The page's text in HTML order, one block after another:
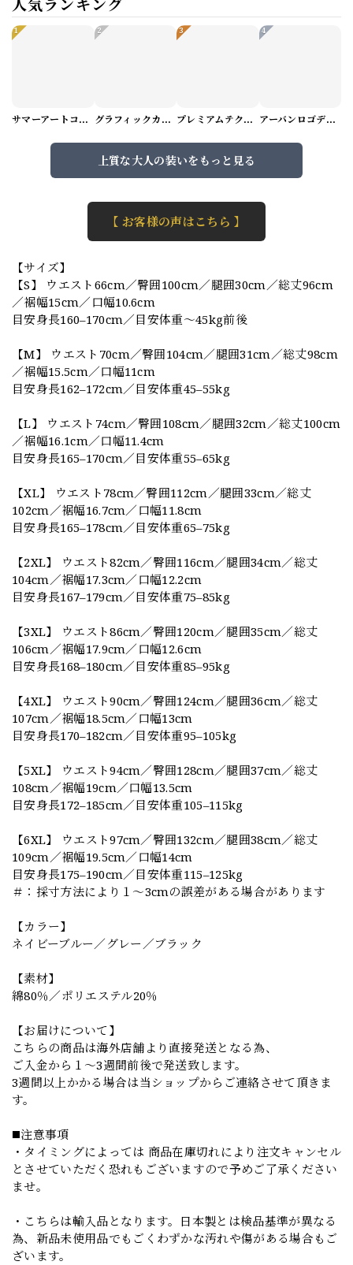
人気ランキング
1
サマーアートコーデセット（5パターン） M1048
2
グラフィックカーゴショートパンツ M1029
3
プレミアムテクスチャーニット（4color） M0971
4
アーバンロゴデザインTシャツ（3color） M0984
上質な大人の装いをもっと見る
【 お客様の声はこちら 】
【サイズ】
【S】 ウエスト66cm／臀囲100cm／腿囲30cm／総丈96cm
／裾幅15cm／口幅10.6cm
目安身長160–170cm／目安体重〜45kg前後
【M】 ウエスト70cm／臀囲104cm／腿囲31cm／総丈98cm
／裾幅15.5cm／口幅11cm
目安身長162–172cm／目安体重45–55kg
【L】 ウエスト74cm／臀囲108cm／腿囲32cm／総丈100cm
／裾幅16.1cm／口幅11.4cm
目安身長165–170cm／目安体重55–65kg
【XL】 ウエスト78cm／臀囲112cm／腿囲33cm／総丈
102cm／裾幅16.7cm／口幅11.8cm
目安身長165–178cm／目安体重65–75kg
【2XL】 ウエスト82cm／臀囲116cm／腿囲34cm／総丈
104cm／裾幅17.3cm／口幅12.2cm
目安身長167–179cm／目安体重75–85kg
【3XL】 ウエスト86cm／臀囲120cm／腿囲35cm／総丈
106cm／裾幅17.9cm／口幅12.6cm
目安身長168–180cm／目安体重85–95kg
【4XL】 ウエスト90cm／臀囲124cm／腿囲36cm／総丈
107cm／裾幅18.5cm／口幅13cm
目安身長170–182cm／目安体重95–105kg
【5XL】 ウエスト94cm／臀囲128cm／腿囲37cm／総丈
108cm／裾幅19cm／口幅13.5cm
目安身長172–185cm／目安体重105–115kg
【6XL】 ウエスト97cm／臀囲132cm／腿囲38cm／総丈
109cm／裾幅19.5cm／口幅14cm
目安身長175–190cm／目安体重115–125kg
＃：採寸方法により１～3cmの誤差がある場合があります
【カラー】
ネイビーブルー／グレー／ブラック
【素材】
綿80％／ポリエステル20％
【お届けについて】
こちらの商品は海外店舗より直接発送となる為、
ご入金から１～3週間前後で発送致します。
3週間以上かかる場合は当ショップからご連絡させて頂きま
す。
◼️注意事項
・タイミングによっては 商品在庫切れにより注文キャンセル
とさせていただく恐れもございますので予めご了承ください
ませ。
・こちらは輸入品となります。日本製とは検品基準が異なる
為、新品未使用品でもごくわずかな汚れや傷がある場合もご
ざいます。